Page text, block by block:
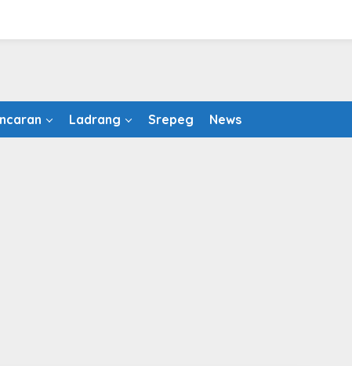
Ladrang Srepeg News